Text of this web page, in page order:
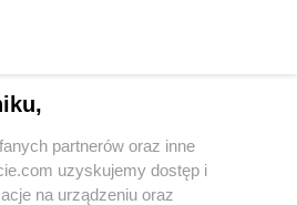
0
ostrymi kuleczkami
3.6k
borniak78
partnerów oraz inne
uzyskujemy dostęp i
na urządzeniu oraz